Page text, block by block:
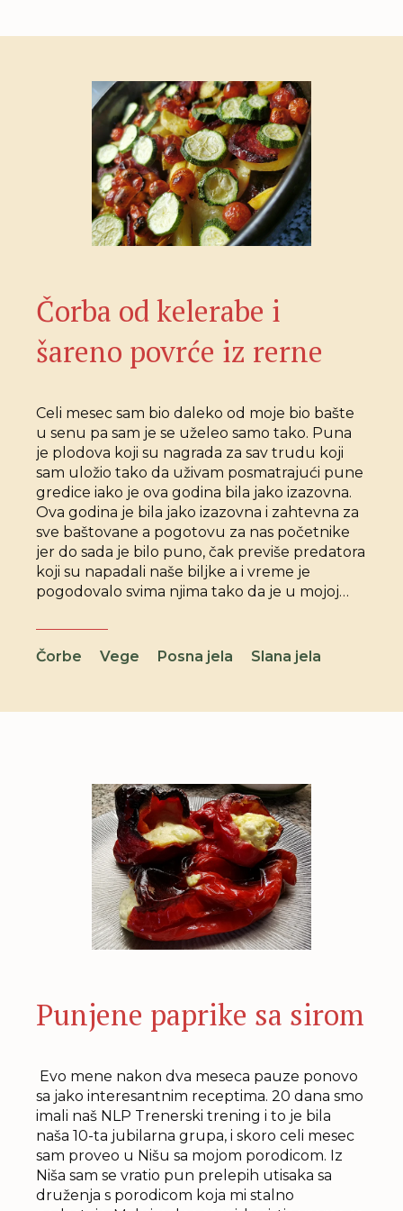
Čorba od kelerabe i
šareno povrće iz rerne
Celi mesec sam bio daleko od moje bio bašte
u senu pa sam je se uželeo samo tako. Puna
je plodova koji su nagrada za sav trudu koji
sam uložio tako da uživam posmatrajući pune
gredice iako je ova godina bila jako izazovna.
Ova godina je bila jako izazovna i zahtevna za
sve baštovane a pogotovu za nas početnike
jer do sada je bilo puno, čak previše predatora
koji su napadali naše biljke a i vreme je
pogodovalo svima njima tako da je u mojoj
svoje povrće ne tretiramo nikakvom hemijom
radi zaštite već isključivo sami pravimo
Čorbe Vege Posna jela Slana jela
Punjene paprike sa sirom
Evo mene nakon dva meseca pauze ponovo
sa jako interesantnim receptima. 20 dana smo
imali naš NLP Trenerski trening i to je bila
naša 10-ta jubilarna grupa, i skoro celi mesec
sam proveo u Nišu sa mojom porodicom. Iz
Niša sam se vratio pun prelepih utisaka sa
druženja s porodicom koja mi stalno